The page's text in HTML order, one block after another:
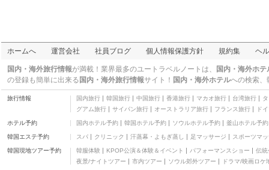
Wagaya
二つ星
ペンション ブルー
二つ星
扇屋旅館
二つ星
三つ星
あらや旅館
二つ星
ペンションフィールド
ホームへ 運営会社 社員ブログ 個人情報保護方針 規約集 ヘ
国内・海外旅行情報が満載！業界最多のユートラベルノートは、
国内・海外ホ
の登録も簡単に出来る 国内・海外旅行情報サイト！ 国内・海外ホテルへの検索、
旅行情報 国内旅行 韓国旅行 中国旅行 香港旅行 マカオ旅行 台湾旅行
グアム旅行
サイパン旅行 オーストラリア旅行 フランス旅行 ド
ホテル予約 国内ホテル予約 韓国ホテル予約 ソウルホテル予約 釜山ホテル予約
韓国エステ予約 スパ クリニック 汗蒸幕・よもぎ蒸し 足マッサージ スポーツマ
韓国現地ツアー予約 韓服体験 KPOP公演＆体験＆イベント パフォーマンスショー
伝統
夜景/ナイトツアー
市内ツアー ソウル郊外ツアー ドラマ/映画ロケ